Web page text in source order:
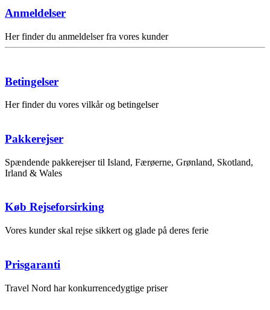
Anmeldelser
Her finder du anmeldelser fra vores kunder
Betingelser
Her finder du vores vilkår og betingelser
Pakkerejser
Spændende pakkerejser til Island, Færøerne, Grønland, Skotland,
Irland & Wales
Køb Rejseforsirking
Vores kunder skal rejse sikkert og glade på deres ferie
Prisgaranti
Travel Nord har konkurrencedygtige priser